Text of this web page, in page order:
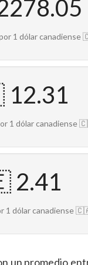
1 dólar
1 dólar canadiense
1 dólar canadiense
promedio